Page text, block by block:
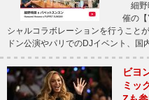
細野
催の
シャルコラボレーションを行うこ
ドン公演やパリでのDJイベント、
ビヨ
ミッ